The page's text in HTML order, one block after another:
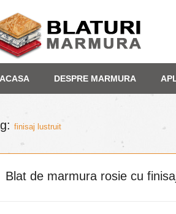
ACASA DESPRE MARMURA
finisaj lustruit
Blat de marmura rosie cu